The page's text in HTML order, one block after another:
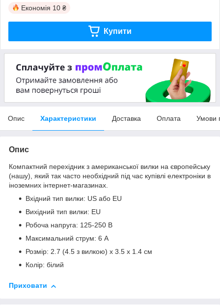
Економія 10 ₴
Купити
Опис Характеристики Доставка Оплата Умови
Опис
Компактний перехідник з американської вилки на європейську
(нашу), який так часто необхідний під час купівлі електроніки в
іноземних інтернет-магазинах.
Вхідний тип вилки: US або EU
Вихідний тип вилки: EU
Робоча напруга: 125-250 В
Максимальний струм: 6 А
Розмір: 2.7 (4.5 з вилкою) х 3.5 х 1.4 см
Колір: білий
Приховати